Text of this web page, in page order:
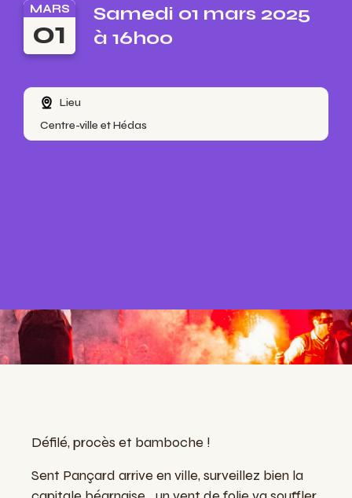
MARS
01
Samedi 01 mars 2025
à 16h00
Lieu
Centre-ville et Hédas
Défilé, procès et bamboche !
Sent Pançard arrive en ville, surveillez bien la